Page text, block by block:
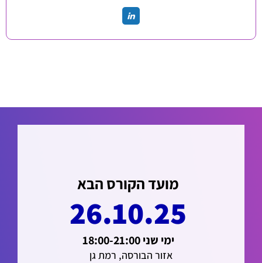
מועד הקורס הבא
26.10.25
ימי שני 18:00-21:00
אזור הבורסה, רמת גן